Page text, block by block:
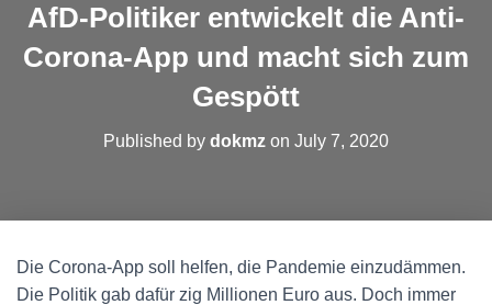
AfD-Politiker entwickelt die Anti-
Corona-App und macht sich zum
Gespött
Published by dokmz on July 7, 2020
Die Corona-App soll helfen, die Pandemie einzudämmen.
Die Politik gab dafür zig Millionen Euro aus. Doch immer